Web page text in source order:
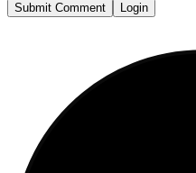
Submit Comment Login